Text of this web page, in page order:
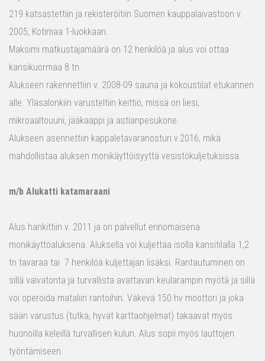
219 katsastettiin ja rekisteröitiin Suomen kauppalaivastoon v.
2005, Kotimaa 1-luokkaan.
Maksimi matkustajamäärä on 12 henkilöä ja alus voi ottaa
kansikuormaa 8 tn.
Alukseen rakennettiin v. 2008-09 sauna ja kokoustilat etukannen
alle. Yläsalonkiin varusteltiin keittiö, missä on liesi,
mikroaaltouuni, jääkaappi ja astianpesukone.
Alukseen asennettiin kappaletavaranosturi v.2016, mikä
mahdollistaa aluksen monikäyttöisyyttä vesistökuljetuksissa.
m/b Alukatti katamaraani
Alus hankittiin v. 2011 ja on palvellut erinomaisena
monikäyttöaluksena. Aluksella voi kuljettaa isolla kansitilalla 1,2
tn tavaraa tai 7 henkilöä kuljettajan lisäksi. Rantautuminen on
sillä vaivatonta ja turvallista avattavan keularampin myötä ja sillä
voi operoida mataliin rantoihin. Väkevä 150 hv moottori ja joka
sään varustus (tutka, hyvät karttaohjelmat) takaavat myös
huonoilla keleillä turvallisen kulun. Alus sopii myös lauttojen
työntämiseen.